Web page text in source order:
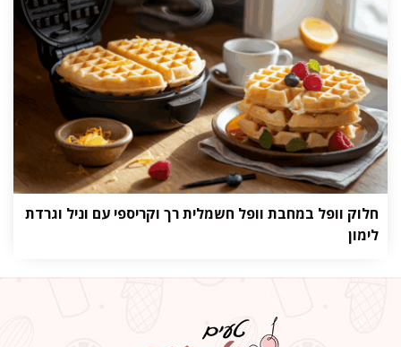
חלוק וופל במחבת וופל חשמלית רך וקריספי עם וניל וגרדת
לימון